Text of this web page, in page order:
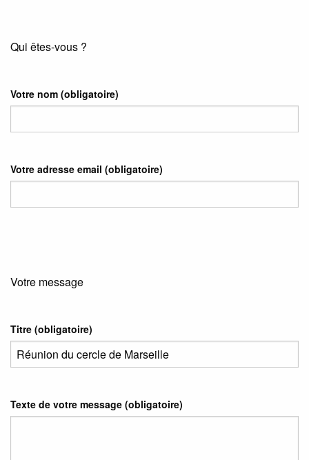
Qui êtes-vous ?
Votre nom (obligatoire)
Votre adresse email (obligatoire)
Votre message
Titre (obligatoire)
Texte de votre message (obligatoire)